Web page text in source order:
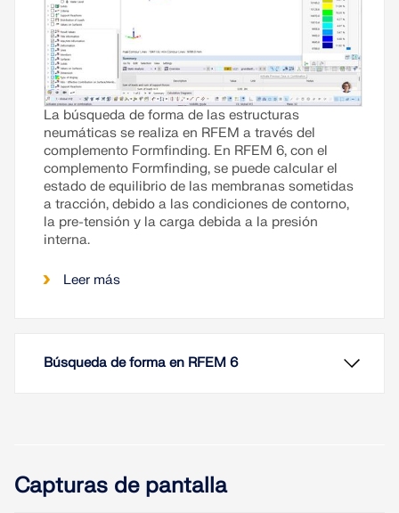
La búsqueda de forma de las estructuras
neumáticas se realiza en RFEM a través del
complemento Formfinding. En RFEM 6, con el
complemento Formfinding, se puede calcular el
estado de equilibrio de las membranas sometidas
a tracción, debido a las condiciones de contorno,
la pre-tensión y la carga debida a la presión
interna.
Leer más
Búsqueda de forma en RFEM 6
Capturas de pantalla